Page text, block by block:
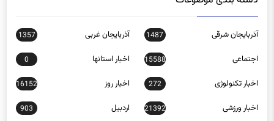
آذربایجان شرقی
اجتماعی 15588 اخبار استانها 0
اخبار تکنولوژی 272 اخبار روز 16152
اخبار ورزشی 21392 اردبیل 903
اصفهان 1616 اقتصادی 12068